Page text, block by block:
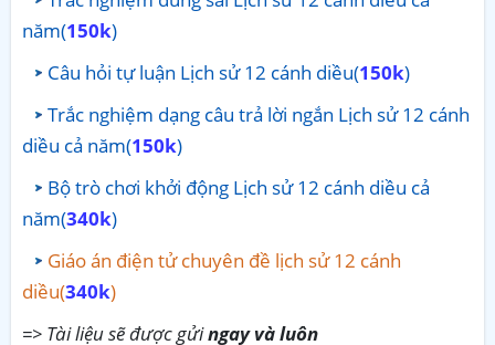
năm(150k)
Câu hỏi tự luận Lịch sử 12 cánh diều(150k)
Trắc nghiệm dạng câu trả lời ngắn Lịch sử 12 cánh
diều cả năm(150k)
Bộ trò chơi khởi động Lịch sử 12 cánh diều cả
năm(340k)
Giáo án điện tử chuyên đề lịch sử 12 cánh
diều(340k)
=> Tài liệu sẽ được gửingay và luôn